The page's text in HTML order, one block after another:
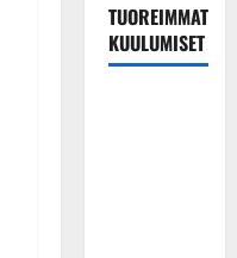
TUOREIMMAT
KUULUMISET